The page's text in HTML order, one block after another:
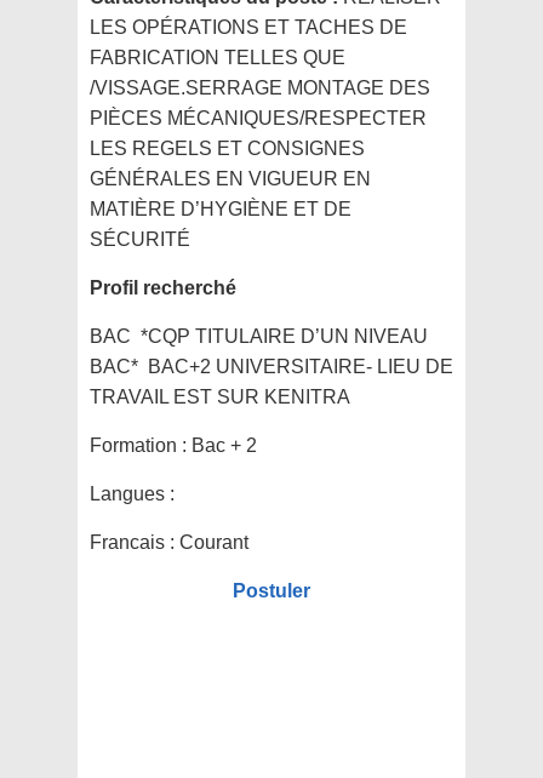
LES OPÉRATIONS ET TACHES DE
FABRICATION TELLES QUE
/VISSAGE.SERRAGE MONTAGE DES
PIÈCES MÉCANIQUES/RESPECTER
LES REGELS ET CONSIGNES
GÉNÉRALES EN VIGUEUR EN
MATIÈRE D’HYGIÈNE ET DE
SÉCURITÉ
Profil recherché
BAC *CQP TITULAIRE D’UN NIVEAU
BAC* BAC+2 UNIVERSITAIRE- LIEU DE
TRAVAIL EST SUR KENITRA
Formation : Bac + 2
Langues :
Francais : Courant
Postuler